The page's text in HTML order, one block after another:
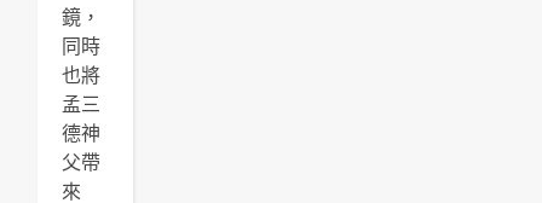
鏡，
同時
也將
孟三
德神
父帶
來